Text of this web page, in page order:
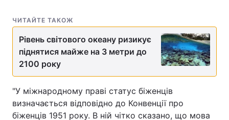
ЧИТАЙТЕ ТАКОЖ
Рівень світового океану ризикує
піднятися майже на 3 метри до
2100 року
"У міжнародному праві статус біженців
визначається відповідно до Конвенції про
біженців 1951 року. В ній чітко сказано, що мова